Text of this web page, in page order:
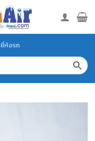
ยี่ห้อรถ